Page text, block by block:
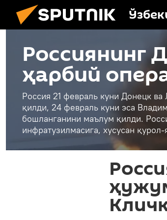
Россиянинг
ҳарбий
Россия 21 февраль куни Донецк
қилди, 24 февраль куни эса
бошланганини маълум қилди.
инфратузилмасига, хусусан